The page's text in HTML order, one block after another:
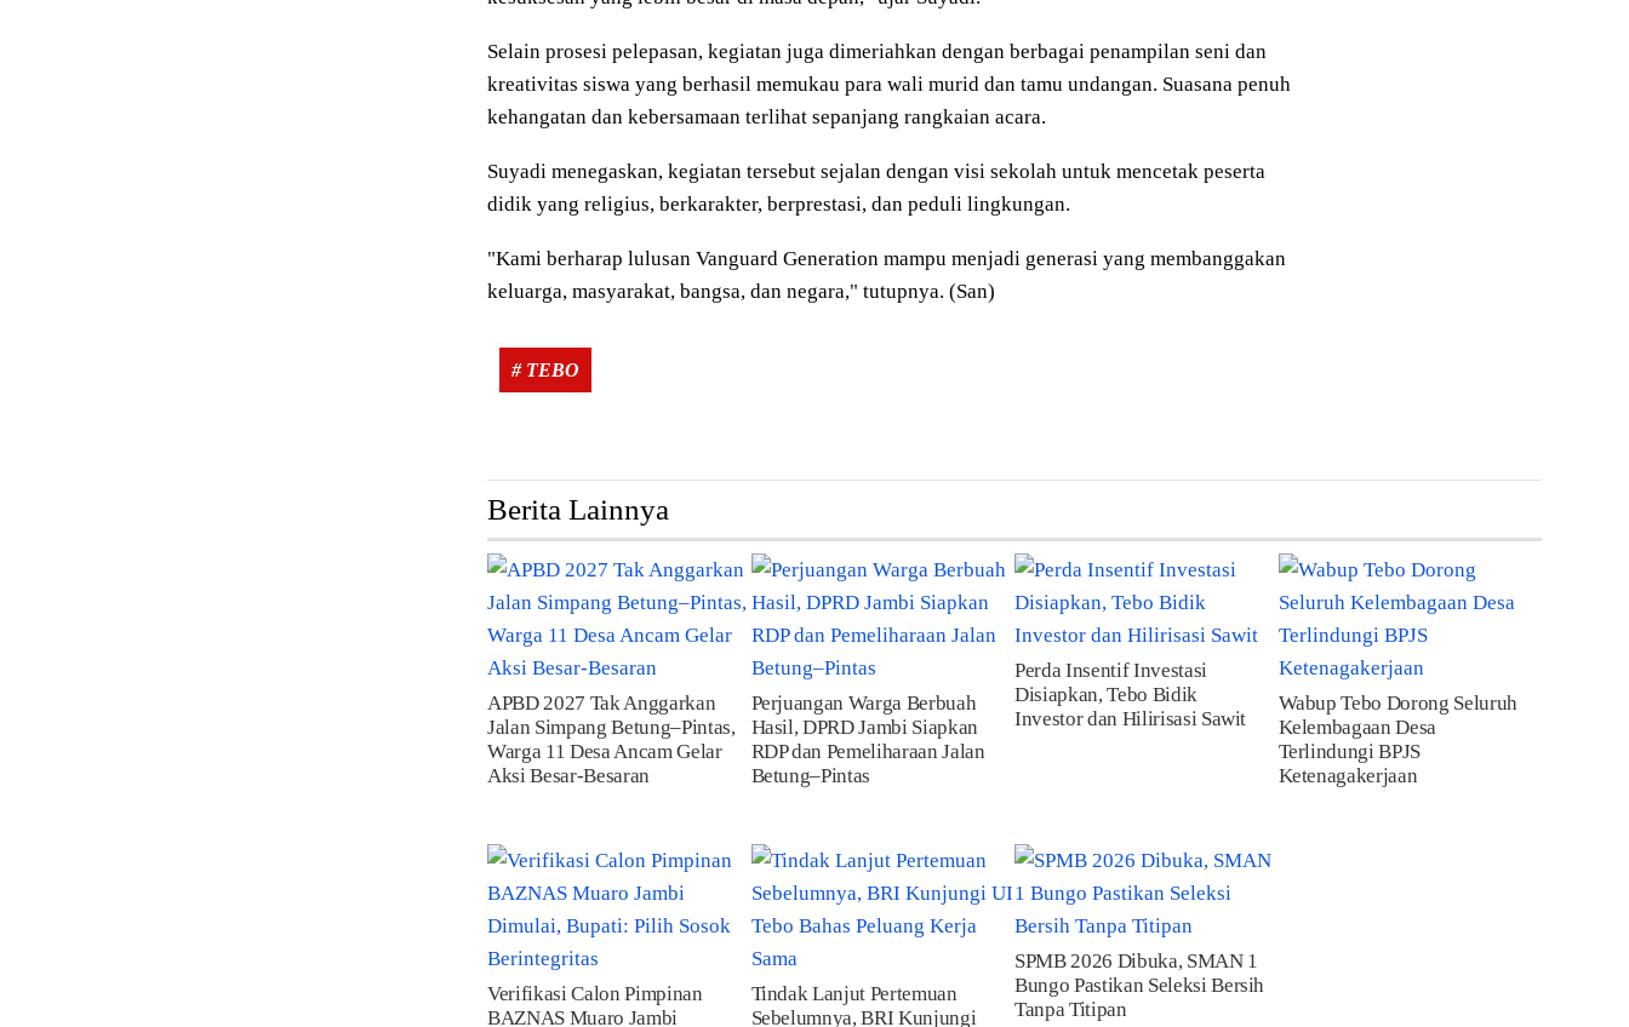
Selain prosesi pelepasan, kegiatan juga dimeriahkan dengan berbagai penampilan seni dan
kreativitas siswa yang berhasil memukau para wali murid dan tamu undangan. Suasana penuh
kehangatan dan kebersamaan terlihat sepanjang rangkaian acara.
Suyadi menegaskan, kegiatan tersebut sejalan dengan visi sekolah untuk mencetak peserta
didik yang religius, berkarakter, berprestasi, dan peduli lingkungan.
"Kami berharap lulusan Vanguard Generation mampu menjadi generasi yang membanggakan
keluarga, masyarakat, bangsa, dan negara," tutupnya. (San)
# TEBO
Berita Lainnya
APBD 2027 Tak Anggarkan
Jalan Simpang Betung–Pintas,
Warga 11 Desa Ancam Gelar
Aksi Besar-Besaran
Perjuangan Warga Berbuah
Hasil, DPRD Jambi Siapkan
RDP dan Pemeliharaan Jalan
Betung–Pintas
Perda Insentif Investasi
Disiapkan, Tebo Bidik
Investor dan Hilirisasi Sawit
Wabup Tebo Dorong Seluruh
Kelembagaan Desa
Terlindungi BPJS
Ketenagakerjaan
Verifikasi Calon Pimpinan
BAZNAS Muaro Jambi
Tindak Lanjut Pertemuan
Sebelumnya, BRI Kunjungi
SPMB 2026 Dibuka, SMAN 1
Bungo Pastikan Seleksi Bersih
Tanpa Titipan